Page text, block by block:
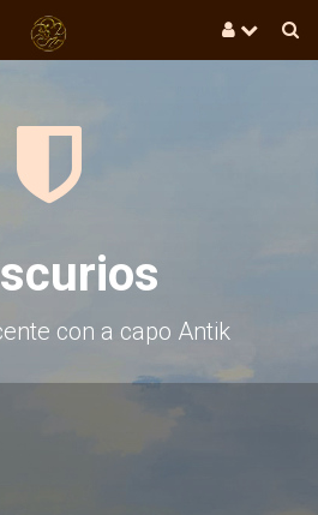
con a capo Antik